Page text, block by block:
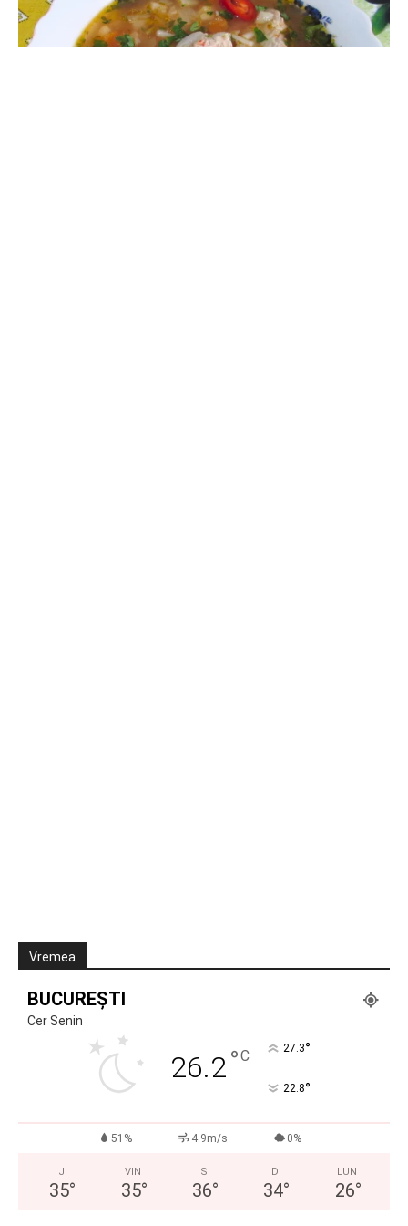
Vremea
BUCUREȘTI
Cer Senin
26.2°C 27.3°
22.8°
51% 4.9m/s 0%
J
35°
VIN
35°
S
36°
D
34°
LUN
26°